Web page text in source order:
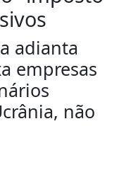
adianta
empresas
não